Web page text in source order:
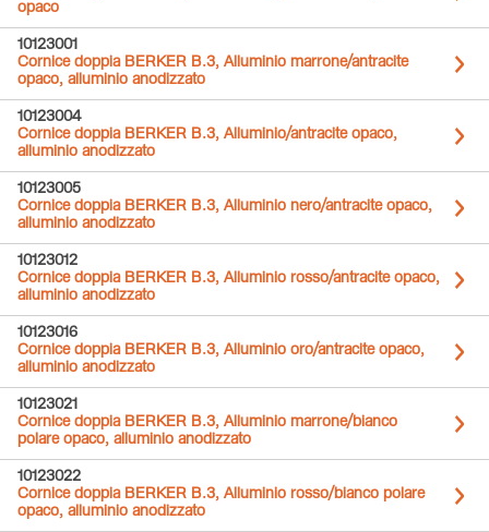
opaco
10123001
Cornice doppia BERKER B.3, Alluminio marrone/antracite
opaco, alluminio anodizzato
10123004
Cornice doppia BERKER B.3, Alluminio/antracite opaco,
alluminio anodizzato
10123005
Cornice doppia BERKER B.3, Alluminio nero/antracite opaco,
alluminio anodizzato
10123012
Cornice doppia BERKER B.3, Alluminio rosso/antracite opaco,
alluminio anodizzato
10123016
Cornice doppia BERKER B.3, Alluminio oro/antracite opaco,
alluminio anodizzato
10123021
Cornice doppia BERKER B.3, Alluminio marrone/bianco
polare opaco, alluminio anodizzato
10123022
Cornice doppia BERKER B.3, Alluminio rosso/bianco polare
opaco, alluminio anodizzato